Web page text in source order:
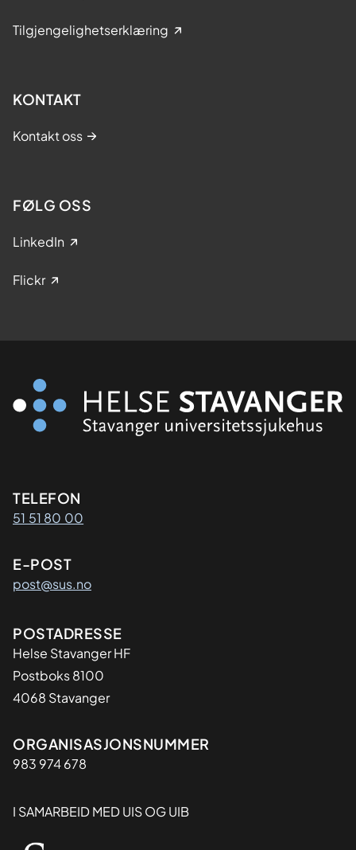
Tilgjengelighetserklæring
KONTAKT
Kontakt oss
FØLG OSS
LinkedIn
Flickr
Kontaktinformasjon
TELEFON
51 51 80 00
E-POST
post@sus.no
Adresse
POSTADRESSE
Helse Stavanger HF
Postboks 8100
4068 Stavanger
Organisasjon
ORGANISASJONSNUMMER
983 974 678
I SAMARBEID MED UIS OG UIB